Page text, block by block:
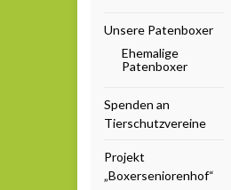
Unsere Patenboxer
Ehemalige
Patenboxer
Spenden an
Tierschutzvereine
Projekt
„Boxerseniorenhof“